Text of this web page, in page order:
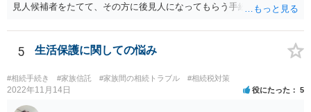
見人候補者をたてて、その方に後見人になってもらう手続をすすめた
5 生活保護に関しての悩み
#相続手続き #家族信託 #家族間の相続トラブル #相続税対策
2022年11月14日 役にたった 5